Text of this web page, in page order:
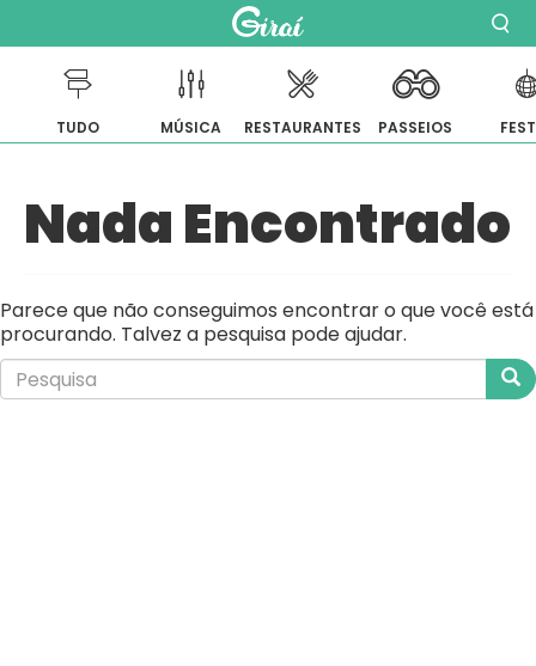
para
o
conteúdo
TUDO MÚSICA RESTAURANTES PASSEIOS
Nada Encontrado
Parece que não conseguimos encontrar o que você está
procurando. Talvez a pesquisa pode ajudar.